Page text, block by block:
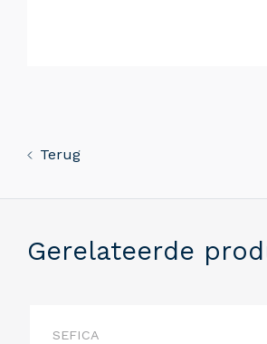
Terug
Gerelateerde
SEFICA